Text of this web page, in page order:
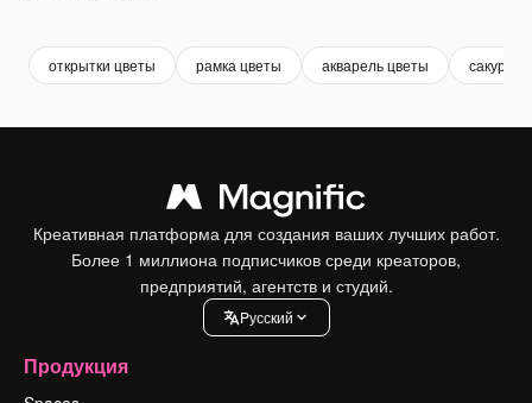
открытки цветы рамка цветы акварель цветы сакура
Креативная платформа для создания ваших лучших работ.
Более 1 миллиона подписчиков среди креаторов,
предприятий, агентств и студий.
Pусский
Продукция